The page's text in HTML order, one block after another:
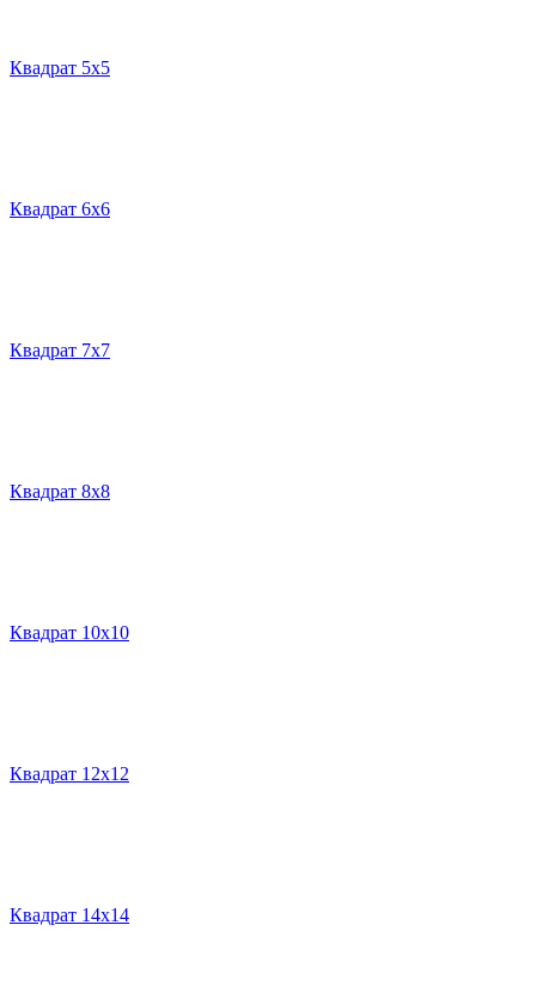
Квадрат 5х5
Квадрат 6х6
Квадрат 7х7
Квадрат 8х8
Квадрат 10х10
Квадрат 12х12
Квадрат 14х14